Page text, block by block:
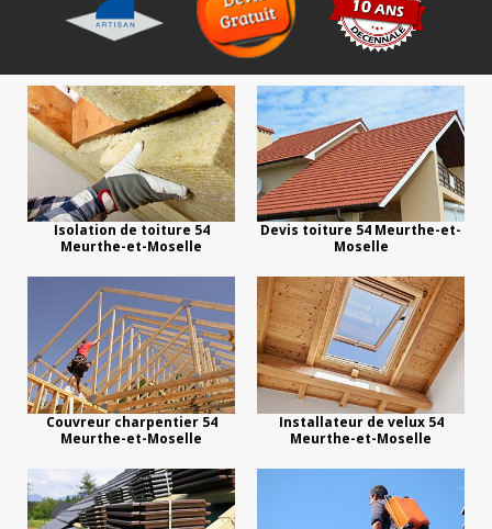
Isolation de toiture 54
Meurthe-et-Moselle
Devis toiture 54 Meurthe-et-
Moselle
Couvreur charpentier 54
Meurthe-et-Moselle
Installateur de velux 54
Meurthe-et-Moselle